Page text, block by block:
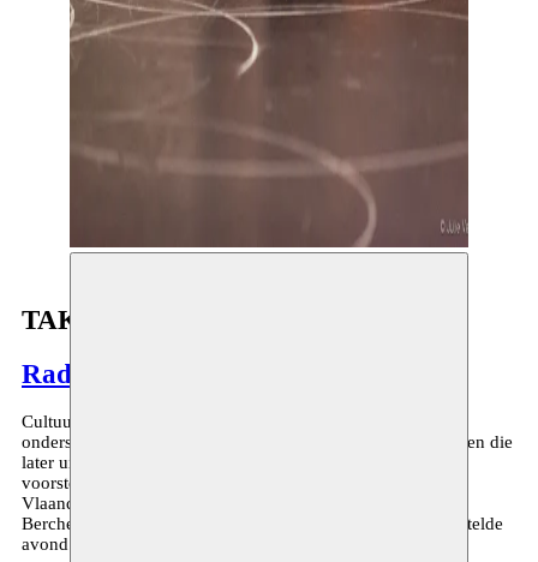
TAKEOVER (TOONMOMENT)
Radouan Mriziga
Cultuurcentrum Berchem heeft een sterke traditie in het
ondersteunen van jong podiumtalent en nieuw werk. Talenten die
later uitgroeiden tot grote namen in het culturele veld of
voorstellingen die bij ons het licht zagen en vervolgens
Vlaanderen en de wereld veroverden. Die traditie doet CC
Berchem graag alle eer aan met
. Een samengestelde
avond voor fijnproevers en ontdekkers.